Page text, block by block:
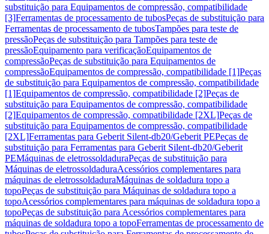
substituição para Equipamentos de compressão, compatibilidade
[3]Ferramentas de processamento de tubosPeças de substituição para
Ferramentas de processamento de tubosTampões para teste de
pressãoPeças de substituição para Tampões para teste de
pressãoEquipamento para verificaçãoEquipamentos de
compressãoPeças de substituição para Equipamentos de
compressãoEquipamentos de compressão, compatibilidade [1]Peças
de substituição para Equipamentos de compressão, compatibilidade
[1]Equipamentos de compressão, compatibilidade [2]Peças de
substituição para Equipamentos de compressão, compatibilidade
[2]Equipamentos de compressão, compatibilidade [2XL]Peças de
substituição para Equipamentos de compressão, compatibilidade
[2XL]Ferramentas para Geberit Silent-db20/Geberit PEPeças de
substituição para Ferramentas para Geberit Silent-db20/Geberit
PEMáquinas de eletrossoldaduraPeças de substituição para
Máquinas de eletrossoldaduraAcessórios complementares para
máquinas de eletrossoldaduraMáquinas de soldadura topo a
topoPeças de substituição para Máquinas de soldadura topo a
topoAcessórios complementares para máquinas de soldadura topo a
topoPeças de substituição para Acessórios complementares para
máquinas de soldadura topo a topoFerramentas de processamento de